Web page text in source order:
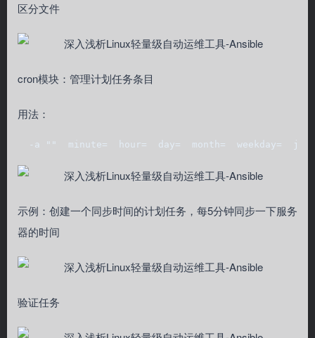
区分文件
cron模块：管理计划任务条目
用法：
-a ""  minute=  hour=  day=  month=  weekday=
示例：创建一个同步时间的计划任务，每5分钟同步一下服务
器的时间
验证任务